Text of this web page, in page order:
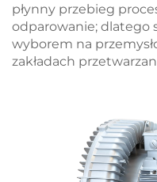
płynny przebieg
odparowanie; dlatego
wyborem na
zakładach